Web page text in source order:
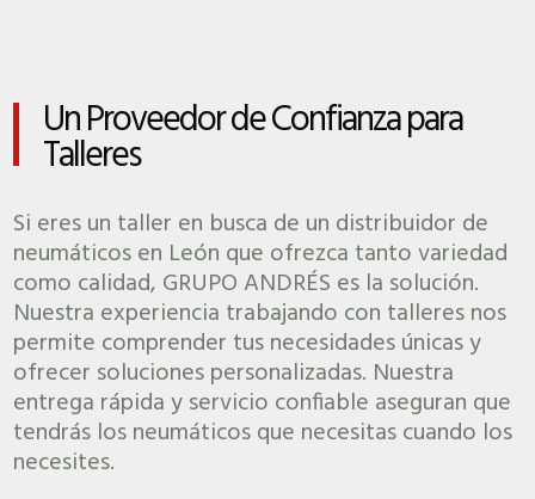
Un Proveedor de Confianza para
Talleres
Si eres un taller en busca de un distribuidor de
neumáticos en León que ofrezca tanto variedad
como calidad, GRUPO ANDRÉS es la solución.
Nuestra experiencia trabajando con talleres nos
permite comprender tus necesidades únicas y
ofrecer soluciones personalizadas. Nuestra
entrega rápida y servicio confiable aseguran que
tendrás los neumáticos que necesitas cuando los
necesites.